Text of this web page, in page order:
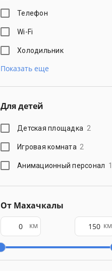
Телефон
Wi-Fi
Холодильник
Показать еще
Для детей
Детская площадка 2
Игровая комната 2
Анимационный персонал 1
От Махачкалы
км км